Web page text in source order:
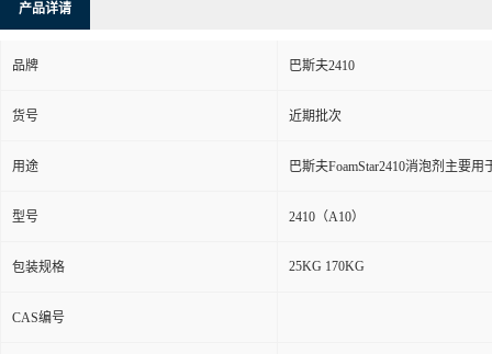
产品详请
品牌 巴斯夫2410
货号 近期批次
用途 巴斯夫FoamStar2410消泡剂主要
型号 2410（A10）
包装规格 25KG 170KG
CAS编号